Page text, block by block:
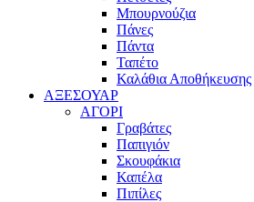
Μπουρνούζια
Πάνες
Πάντα
Ταπέτο
Καλάθια Αποθήκευσης
ΑΞΕΣΟΥΑΡ
ΑΓΟΡΙ
Γραβάτες
Παπιγιόν
Σκουφάκια
Καπέλα
Πιπίλες